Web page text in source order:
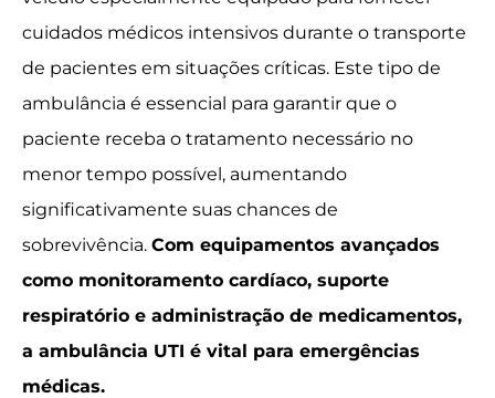
cuidados médicos intensivos durante o transporte
de pacientes em situações críticas. Este tipo de
ambulância é essencial para garantir que o
paciente receba o tratamento necessário no
menor tempo possível, aumentando
significativamente suas chances de
sobrevivência. Com equipamentos avançados
como monitoramento cardíaco, suporte
respiratório e administração de medicamentos,
a ambulância UTI é vital para emergências
médicas.